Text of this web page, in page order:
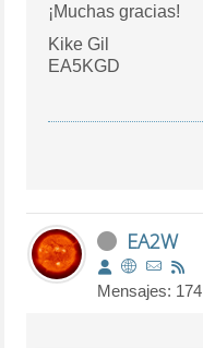
¡Muchas gracias!
Kike Gil
EA5KGD
EA2W
Mensajes: 174